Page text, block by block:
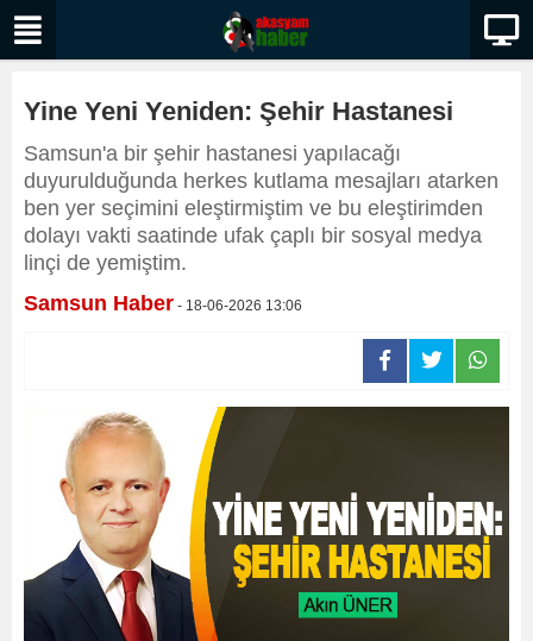
Yine Yeni Yeniden: Şehir Hastanesi
Samsun'a bir şehir hastanesi yapılacağı
duyurulduğunda herkes kutlama mesajları atarken
ben yer seçimini eleştirmiştim ve bu eleştirimden
dolayı vakti saatinde ufak çaplı bir sosyal medya
linçi de yemiştim.
Samsun Haber - 18-06-2026 13:06